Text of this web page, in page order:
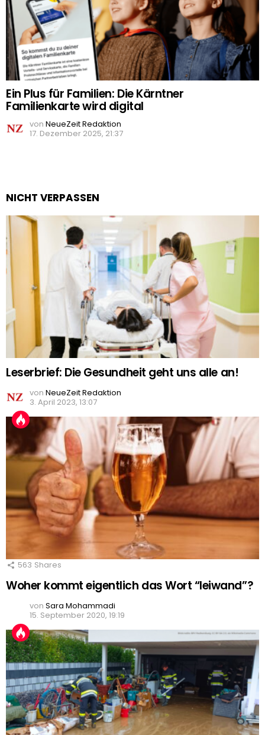
Ein Plus für Familien: Die Kärntner
Familienkarte wird digital
von NeueZeit Redaktion
17. Dezember 2025, 21:37
NICHT VERPASSEN
Leserbrief: Die Gesundheit geht uns alle an!
von NeueZeit Redaktion
3. April 2023, 13:07
563 Shares
Woher kommt eigentlich das Wort “leiwand”?
von Sara Mohammadi
15. September 2020, 19:19